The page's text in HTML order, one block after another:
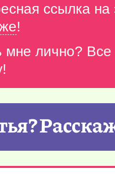
ссылка
!
мне лично? Все